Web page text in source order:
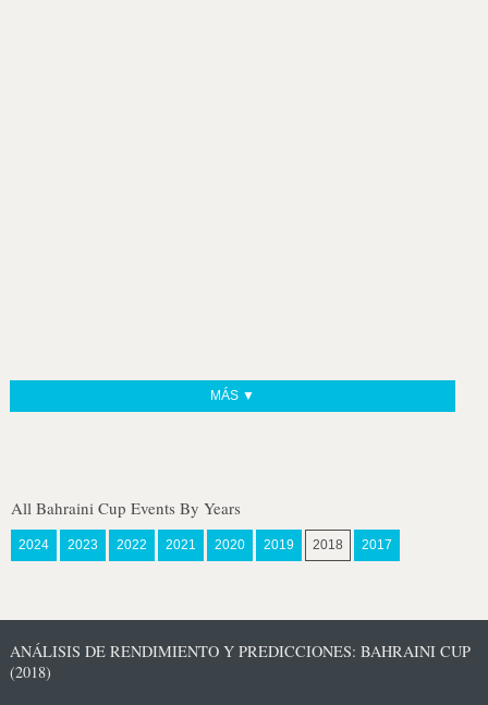
MÁS ▼
All Bahraini Cup Events By Years
2024 2023 2022 2021 2020 2019 2018 2017
ANÁLISIS DE RENDIMIENTO Y PREDICCIONES: BAHRAINI CUP
(2018)